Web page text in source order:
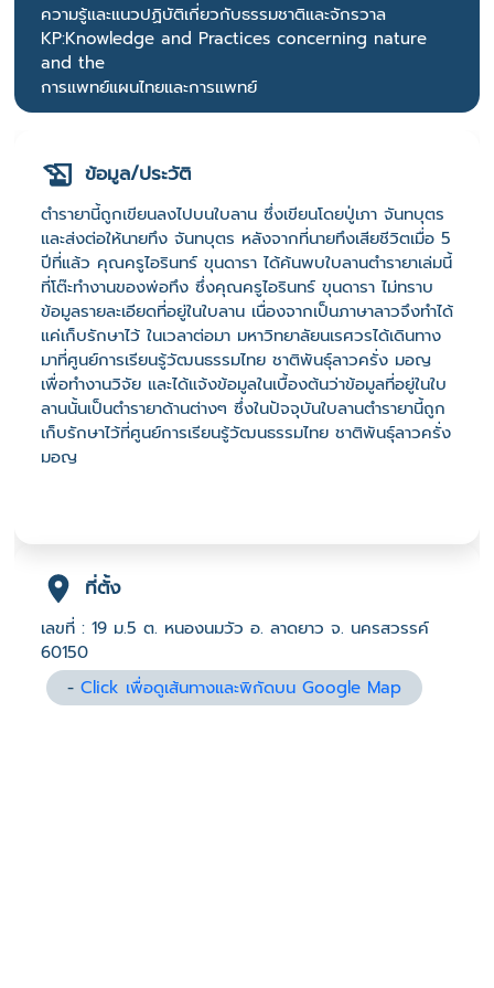
ความรู้และแนวปฏิบัติเกี่ยวกับธรรมชาติและจักรวาล
KP:Knowledge and Practices concerning nature
and the
การแพทย์แผนไทยและการแพทย์
ข้อมูล/ประวัติ
ตำรายานี้ถูกเขียนลงไปบนใบลาน ซึ่งเขียนโดยปู่เภา จันทบุตร
และส่งต่อให้นายทึง จันทบุตร หลังจากที่นายทึงเสียชีวิตเมื่อ 5
ปีที่แล้ว คุณครูไอรินทร์ ขุนดารา ได้ค้นพบใบลานตำรายาเล่มนี้
ที่โต๊ะทำงานของพ่อทึง ซึ่งคุณครูไอรินทร์ ขุนดารา ไม่ทราบ
ข้อมูลรายละเอียดที่อยู่ในใบลาน เนื่องจากเป็นภาษาลาวจึงทำได้
แค่เก็บรักษาไว้ ในเวลาต่อมา มหาวิทยาลัยนเรศวรได้เดินทาง
มาที่ศูนย์การเรียนรู้วัฒนธรรมไทย ชาติพันธุ์ลาวครั่ง มอญ
เพื่อทำงานวิจัย และได้แจ้งข้อมูลในเบื้องต้นว่าข้อมูลที่อยู่ในใบ
ลานนั้นเป็นตำรายาด้านต่างๆ ซึ่งในปัจจุบันใบลานตำรายานี้ถูก
เก็บรักษาไว้ที่ศูนย์การเรียนรู้วัฒนธรรมไทย ชาติพันธุ์ลาวครั่ง
มอญ
ที่ตั้ง
เลขที่ : 19 ม.5 ต. หนองนมวัว อ. ลาดยาว จ. นครสวรรค์
60150
-Click เพื่อดูเส้นทางและพิกัดบน Google Map